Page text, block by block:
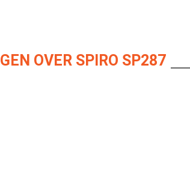
OVER SPIRO SP287